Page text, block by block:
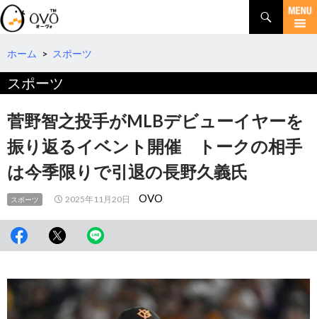
検
索
コ
テ
へ
移
ホーム > スポーツ
スポーツ
菅野智之投手がMLBデビューイヤーを
振り返るイベント開催 トークの相手
は今季限りで引退の長野久義氏
スポーツ 2025年11月20日 OVO